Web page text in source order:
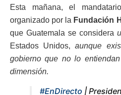
Esta mañana, el
organizado por la Fundación
que Guatemala se considera
Estados Unidos,aunque
gobierno que no lo
dimensión.
#EnDirecto |